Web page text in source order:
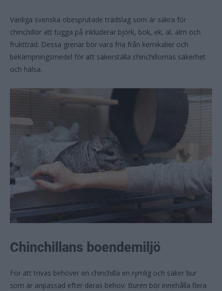
Vanliga svenska obesprutade trädslag som är säkra för
chinchillor att tugga på inkluderar björk, bok, ek, al, alm och
fruktträd. Dessa grenar bör vara fria från kemikalier och
bekämpningsmedel för att säkerställa chinchillornas säkerhet
och hälsa.
Chinchillans boendemiljö
För att trivas behöver en chinchilla en rymlig och säker bur
som är anpassad efter deras behov. Buren bör innehålla flera